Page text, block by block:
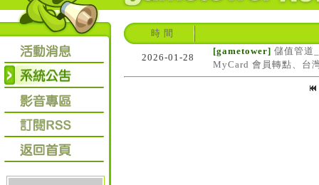
時 間
2026-01-28
[gametower] 儲值管道
MyCard 會員轉點、台